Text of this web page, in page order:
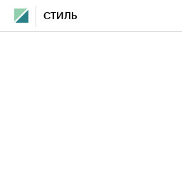
СТИЛЬ